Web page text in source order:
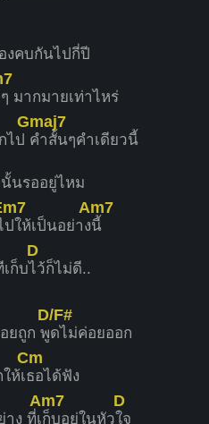
งคบกันไปกี่ปี
มากมายเท่าไหร่
ไป
Gmaj7
คำสั้นๆคำเดียวนี้
นั้นรออยู่ไหม
ปให้เป็นอย่าง
Am7
นี้
ก็บ
D
ไว้ก็ไม่ดี..
ยถูก พู
D/F#
ดไม่ค่อยออก
ห้เ
Cm
ธอได้ฟัง
าง ที่เ
Am7
ก็บอยู่ในหัว
D
ใจ